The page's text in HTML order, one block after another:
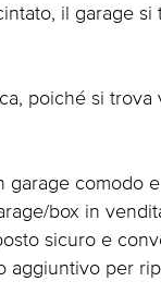
il garage si
poiché si trova
garage comodo e
box in
sicuro e
aggiuntivo per